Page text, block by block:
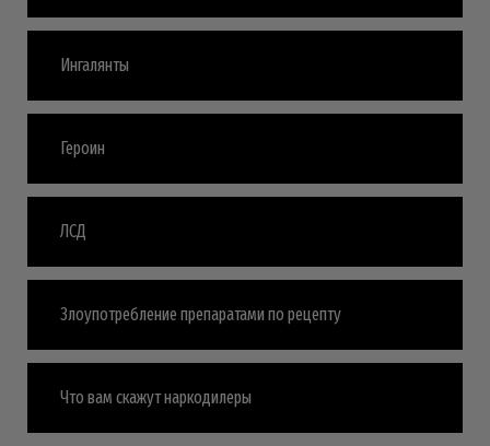
Ингалянты
Героин
ЛСД
Злоупотребление препаратами по рецепту
Что вам скажут наркодилеры